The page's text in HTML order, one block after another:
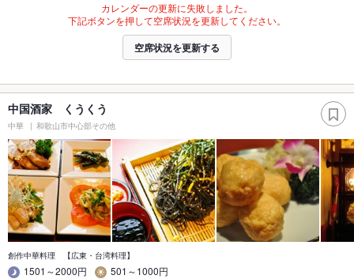
カレンダーの更新に失敗しました。
下記ボタンを押して空席状況を更新してください。
空席状況を更新する
中国酒家 くうくう
中華 和歌山市中心部その他
創作中華料理 【広東・台湾料理】
1501～2000円
501～1000円